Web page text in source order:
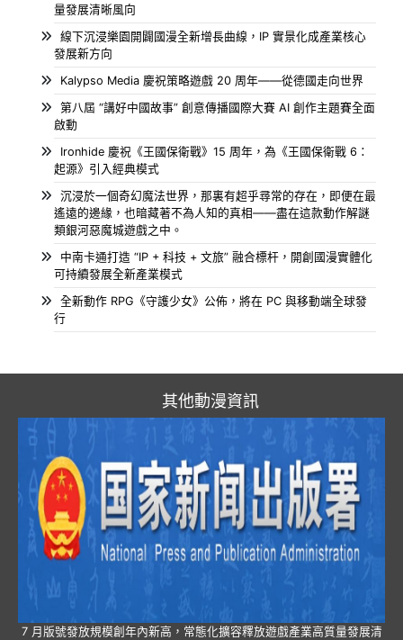
量發展清晰風向
線下沉浸樂園開闢國漫全新增長曲線，IP 實景化成產業核心
發展新方向
Kalypso Media 慶祝策略遊戲 20 周年——從德國走向世界
第八屆 “講好中國故事” 創意傳播國際大賽 AI 創作主題賽全面
啟動
Ironhide 慶祝《王國保衛戰》15 周年，為《王國保衛戰 6：
起源》引入經典模式
沉浸於一個奇幻魔法世界，那裏有超乎尋常的存在，即便在最
遙遠的邊緣，也暗藏著不為人知的真相——盡在這款動作解謎
類銀河惡魔城遊戲之中。
中南卡通打造 “IP + 科技 + 文旅” 融合標杆，開創國漫實體化
可持續發展全新產業模式
全新動作 RPG《守護少女》公佈，將在 PC 與移動端全球發
行
其他動漫資訊
7 月版號發放規模創年內新高，常態化擴容釋放遊戲產業高質量發展清